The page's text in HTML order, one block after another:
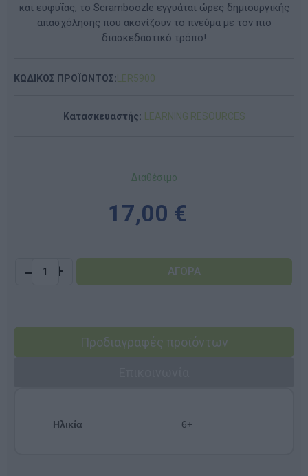
και ευφυΐας, το Scramboozle εγγυάται ώρες δημιουργικής
απασχόλησης που ακονίζουν το πνεύμα με τον πιο
διασκεδαστικό τρόπο!
ΚΩΔΙΚΟΣ ΠΡΟΪΟΝΤΟΣ: LER5900
Κατασκευαστής: LEARNING RESOURCES
Διαθέσιμο
17,00 €
- +
Προδιαγραφές προϊόντων
Ηλικία 6+